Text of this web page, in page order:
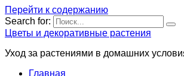
Перейти к содержанию
Search for:
Цветы и декоративные растения
Уход за растениями в домашних
Главная